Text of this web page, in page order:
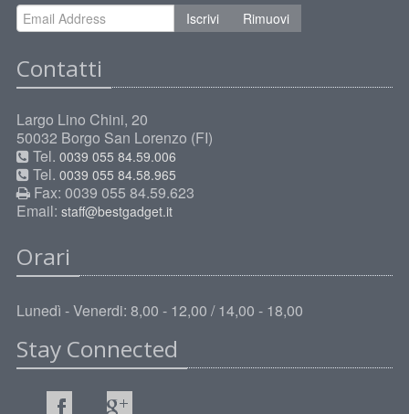
Iscrivi
Rimuovi
Contatti
Largo Lino Chini, 20
50032 Borgo San Lorenzo (FI)
Tel. 0039 055 84.59.006
Tel. 0039 055 84.58.965
Fax: 0039 055 84.59.623
Email: staff@bestgadget.it
Orari
Lunedì - Venerdi: 8,00 - 12,00 / 14,00 - 18,00
Stay Connected